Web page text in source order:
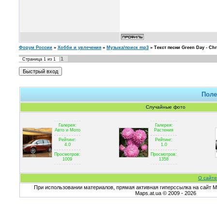
Форум России » Хобби и увлечения » Музыка/поиск mp3 » Текст песни Green Day -
Страница 1 из 1 1
Случайные фото
Галерея:
Авто и Мото
Рейтинг:
4.0
Просмотров:
1009
Галерея:
Растения
Рейтинг:
1.0
Просмотров:
1358
О
При использовании материалов, прямая активная гиперссылка на сайт
Maps.at.ua © 2009 - 2026